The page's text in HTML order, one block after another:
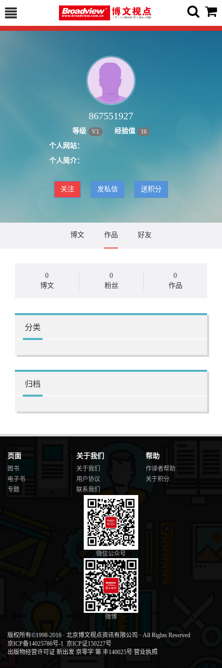
867551927
等级 V1 经验值 16
个人网站：
个人简介：
关注 发私信 送积分
博文 作品 好友
0
博文
0
粉丝
0
作品
分类
归档
页面
图书
电子书
专题
关于我们
关于我们
用户协议
联系我们
帮助
作译者帮助
关于积分
微信公众号
微博
版权所有©1998-2016 · 北京博文视点资讯有限公司 · All Rights Reserved
京ICP备14025786号-1 京ICP证150227号
出版物经营许可证 新出发 京零字 第 丰140025号 营业执照